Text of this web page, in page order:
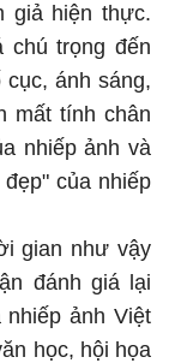
giả hiện thực.
chú trọng đến
ánh sáng,
mất tính chân
nhiếp ảnh và
của nhiếp
gian như vậy
đánh giá lại
ảnh Việt
học, hội họa